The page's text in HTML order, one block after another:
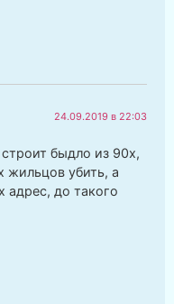
24.09.2019 в 22:03
быдло из 90х,
жильцов убить, а
адрес, до такого